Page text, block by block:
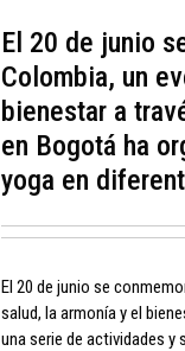
El 20 de junio
Colombia, un
bienestar a
en Bogotá ha
yoga en
El 20 de junio se
salud, la armonía y el
una serie de actividades